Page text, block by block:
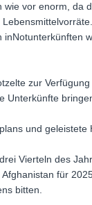
wie vor enorm, da
zur
Unterkünfte
und
Vierteln des
für
bitten.